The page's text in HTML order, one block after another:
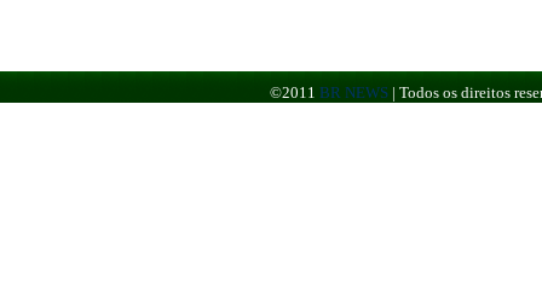
©2011 BR NEWS | Todos os direitos